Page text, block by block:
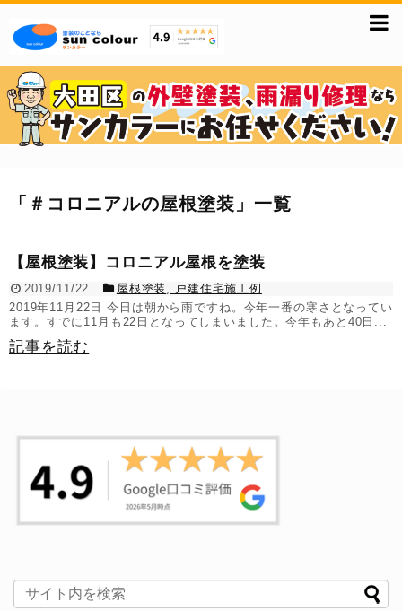
「 ＃コロニアルの屋根塗装 」 一覧
【屋根塗装】コロニアル屋根を塗装
2019/11/22 屋根塗装 , 戸建住宅施工例
2019年11月22日 今日は朝から雨ですね。今年一番の寒さとなってい
ます。すでに11月も22日となってしまいました。今年もあと40日...
記事を読む